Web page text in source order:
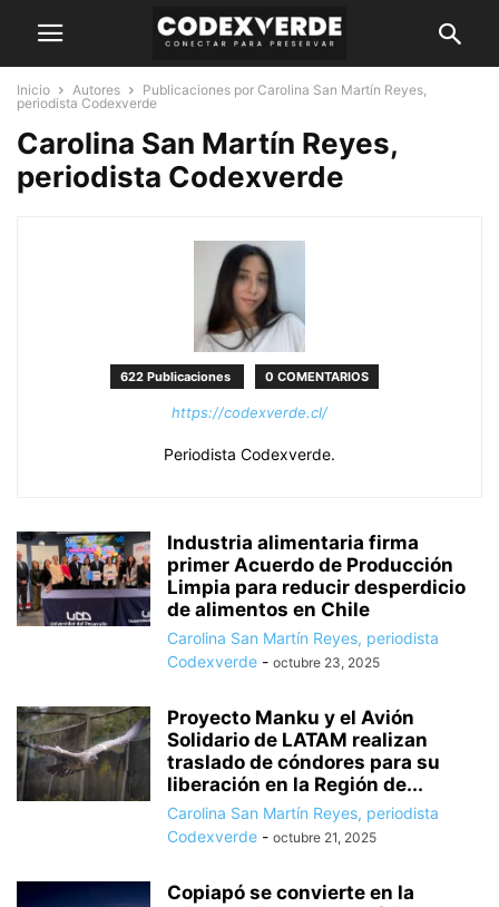
Inicio Autores
Publicaciones por Carolina San Martín Reyes,
periodista Codexverde
Carolina San Martín Reyes,
periodista Codexverde
622 Publicaciones 0 COMENTARIOS
https://codexverde.cl/
Periodista Codexverde.
Industria alimentaria firma
primer Acuerdo de Producción
Limpia para reducir desperdicio
de alimentos en Chile
Carolina San Martín Reyes, periodista
Codexverde - octubre 23, 2025
Proyecto Manku y el Avión
Solidario de LATAM realizan
traslado de cóndores para su
liberación en la Región de...
Carolina San Martín Reyes, periodista
Codexverde - octubre 21, 2025
Copiapó se convierte en la